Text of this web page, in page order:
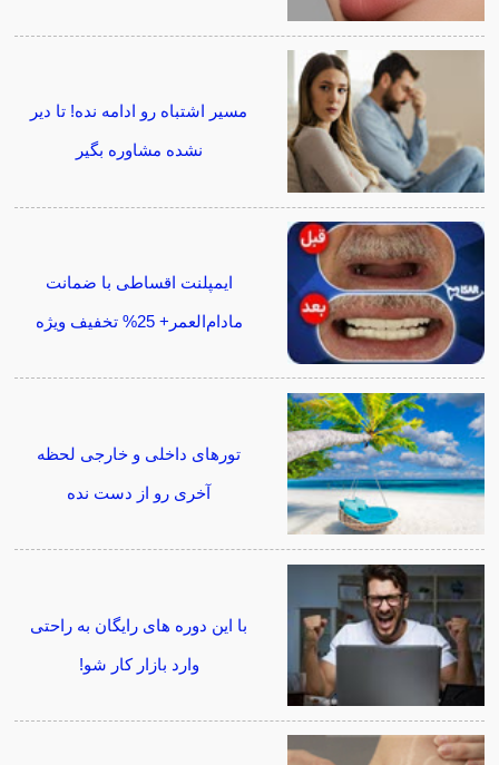
مسیر اشتباه رو ادامه نده! تا دیر
نشده مشاوره بگیر
ایمپلنت اقساطی با ضمانت
مادام‌العمر+ 25% تخفیف ویژه
تورهای داخلی و خارجی لحظه
آخری رو از دست نده
با این دوره های رایگان به راحتی
وارد بازار کار شو!